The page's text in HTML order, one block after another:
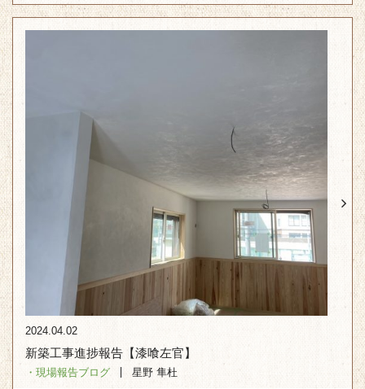
2024.04.02
新築工事進捗報告【漆喰左官】
・現場報告ブログ 星野 隼杜